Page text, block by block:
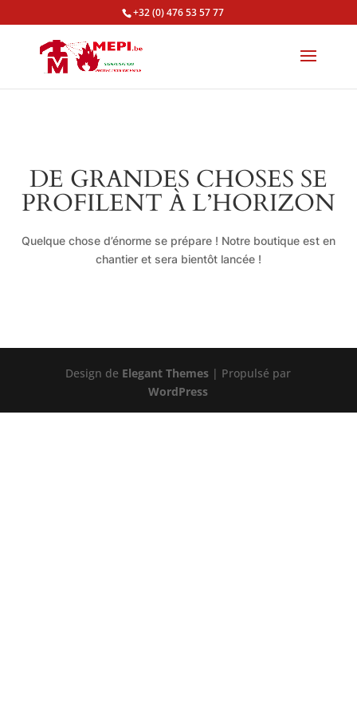
+32 (0) 476 53 57 77
DE GRANDES CHOSES SE
PROFILENT À L’HORIZON
Quelque chose d’énorme se prépare ! Notre boutique est en
chantier et sera bientôt lancée !
Design de Elegant Themes | Propulsé par
WordPress